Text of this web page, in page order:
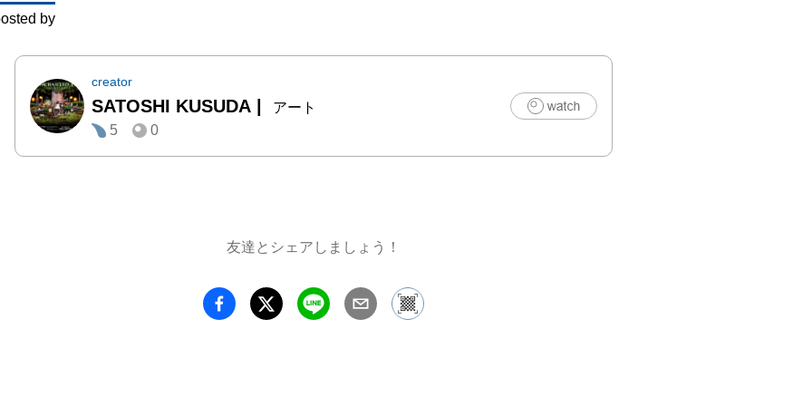
by
creator
SATOSHI KUSUDA |
アート
5
0
友達とシェアしましょう！